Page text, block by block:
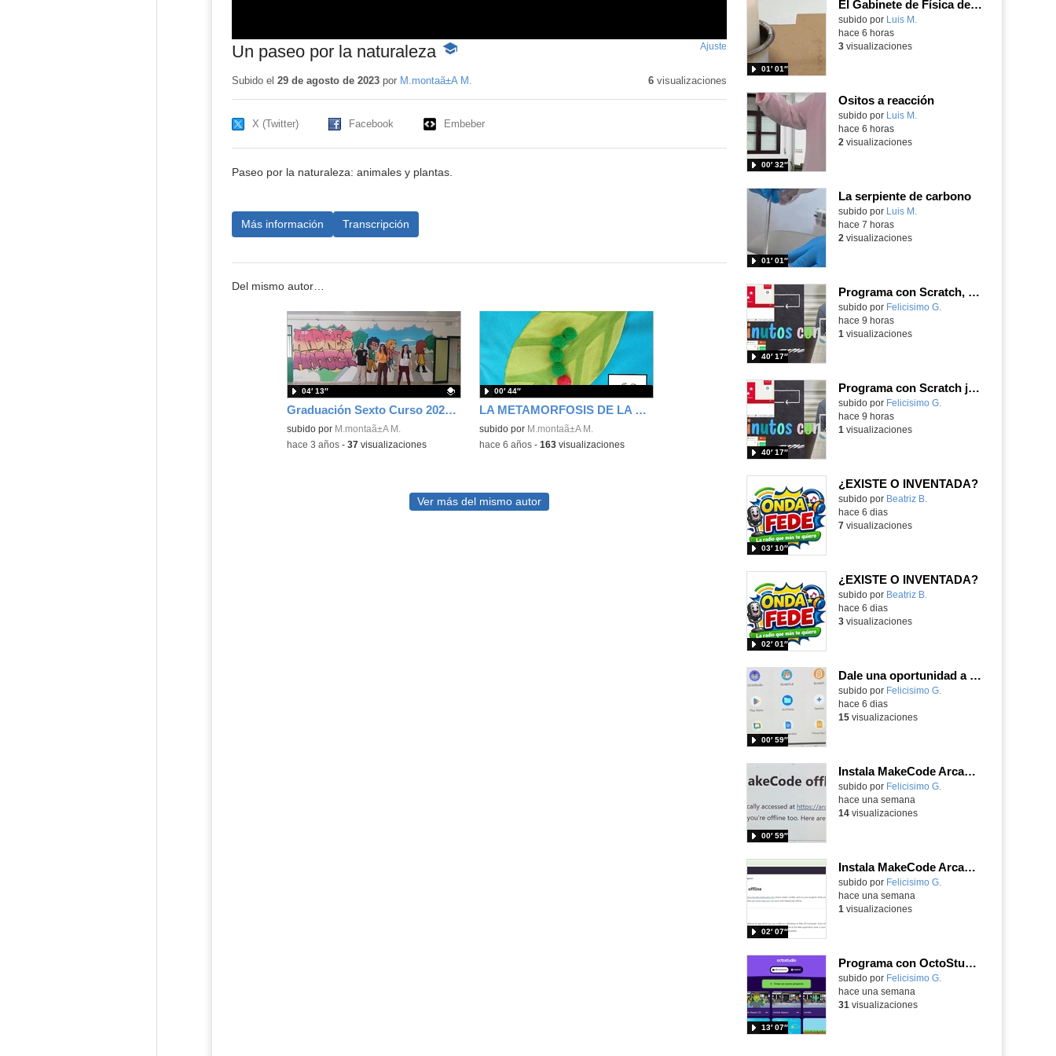
Un paseo por la naturaleza -
educativo
Ajuste
pantalla
Subido el 29 de agosto de 2023por M.montaã±A M. 6visualizaciones
X (Twitter) Facebook Embeber
Paseo por la naturaleza: animales y plantas.
Más información Transcripción
Del mismo autor…
Graduación Sexto Curso 2022-2023
Contenido educativo.
subido por M.montaã±A M.
04′ 13″
-hace 3 años- 37visualizaciones
LA METAMORFOSIS DE LA ORUGA GLOTONA
subido por M.montaã±A M.
00′ 44″
-hace 6 años- 163visualizaciones
Ver más del mismo autor
El Gabinete de Física del IES Enrique Tierno Galván de Parla (Curso 25-26)
Contenido educativo.
subido por Luis M.
01′ 01″
hace 6 horas
3visualizaciones
Ositos a reacción
Contenido educativo.
subido por Luis M.
00′ 32″
hace 6 horas
2 visualizaciones
La serpiente de carbono
Contenido educativo.
subido por Luis M.
01′ 01″
hace 7 horas
2 visualizaciones
Programa con Scratch, 8 diferentes juegos para vivir la emoción de los partidos de España en el mundial 2026
Contenido educativo.
subido por Felicisimo G.
40′ 17″
hace 9 horas
1 visualizaciones
Programa con Scratch juegos con los partidos del mundial 2026 ganados por España
Contenido educativo.
subido por Felicisimo G.
40′ 17″
hace 9 horas
1 visualizaciones
¿EXISTE O INVENTADA?
Contenido educativo.
subido por Beatriz B.
03′ 10″
hace 6 dias
7visualizaciones
¿EXISTE O INVENTADA?
Contenido educativo.
subido por Beatriz B.
02′ 01″
hace 6 dias
3visualizaciones
Dale una oportunidad a los Chromebooks y utiliza un proyector para realizar talleres si no tienes pantallas táctiles
Contenido educativo.
subido por Felicisimo G.
00′ 59″
hace 6 dias
15visualizaciones
Instala MakeCode Arcade para trabajar offline en tu tablet, ordenador, Chromebook
Contenido educativo.
subido por Felicisimo G.
00′ 59″
hace una semana
14visualizaciones
Instala MakeCode Arcade offline para programar grandes juegos sin necesidad de Internet
Contenido educativo.
subido por Felicisimo G.
02′ 07″
hace una semana
1 visualizaciones
Programa con OctoStudio, un juego de disparos contra Zombies con un cargador basado en el House of the dead
Contenido educativo.
subido por Felicisimo G.
13′ 07″
hace una semana
31 visualizaciones